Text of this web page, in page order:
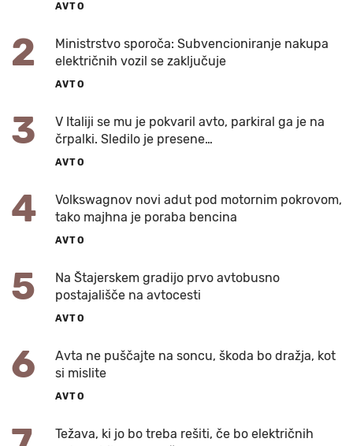
AVTO
2
Ministrstvo sporoča: Subvencioniranje nakupa
električnih vozil se zaključuje
AVTO
3
V Italiji se mu je pokvaril avto, parkiral ga je na
črpalki. Sledilo je presene…
AVTO
4
Volkswagnov novi adut pod motornim pokrovom,
tako majhna je poraba bencina
AVTO
5
Na Štajerskem gradijo prvo avtobusno
postajališče na avtocesti
AVTO
6
Avta ne puščajte na soncu, škoda bo dražja, kot
si mislite
AVTO
Težava, ki jo bo treba rešiti, če bo električnih